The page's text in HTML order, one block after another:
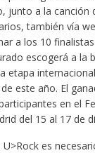
junto a la canción
también vía
a los 10
escogerá a la
etapa
este año. El
en el
del 15 al 17 de
es